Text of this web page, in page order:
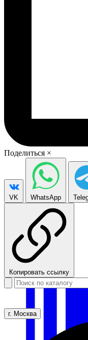
Поделиться ×
VK WhatsApp
Копировать ссылку